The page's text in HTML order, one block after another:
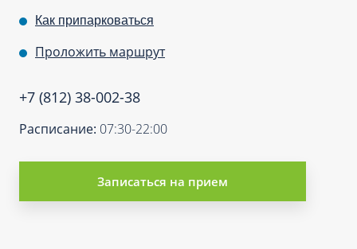
Как припарковаться
Проложить маршрут
+7 (812) 38-002-38
Расписание: 07:30-22:00
Записаться на прием